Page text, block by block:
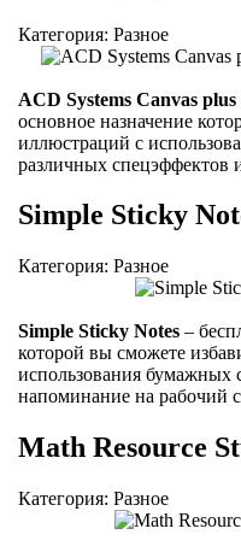
Категория: Разное
ACD Systems Canvas
основное назначение
иллюстраций с
различных спецэффектов
Simple Sticky
Категория: Разное
Simple Sticky Notes –
которой вы сможете
использования бумажных
напоминание на рабочий
Math Resource
Категория: Разное